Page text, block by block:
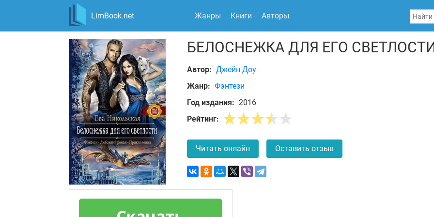
LimBook.net Жанры Книги Авторы
БЕЛОСНЕЖКА ДЛЯ ЕГО
Автор: Джейн Доу
Жанр: Фэнтези
Год издания: 2016
Рейтинг:
Читать онлайн Оставить отзыв